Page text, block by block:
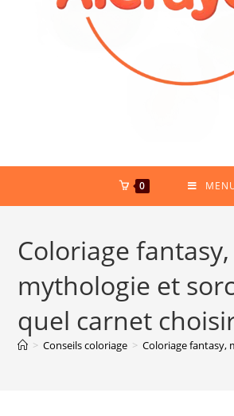
0
Coloriage fantasy,
mythologie et
quel carnet
> Conseils coloriage > Coloriage fantasy,